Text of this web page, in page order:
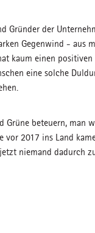
Gründer der
Gegenwind - aus
kaum einen
eine solche
Grüne beteuern, man
vor 2017 ins Land
niemand dadurch